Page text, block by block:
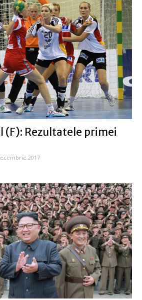
(F): Rezultatele primei
2017